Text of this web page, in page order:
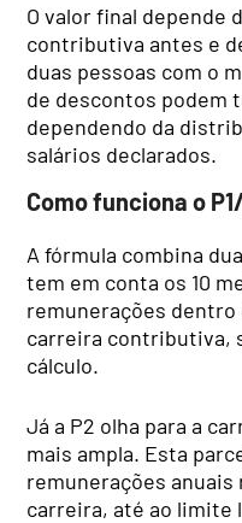
O valor final depende
contributiva antes e
duas pessoas com o
de descontos podem
dependendo da
salários declarados.
Como funciona o
A fórmula combina
tem em conta os 10
remunerações dentro
carreira contributiva,
cálculo.
Já a P2 olha para a
mais ampla. Esta
remunerações anuais
carreira, até ao limite